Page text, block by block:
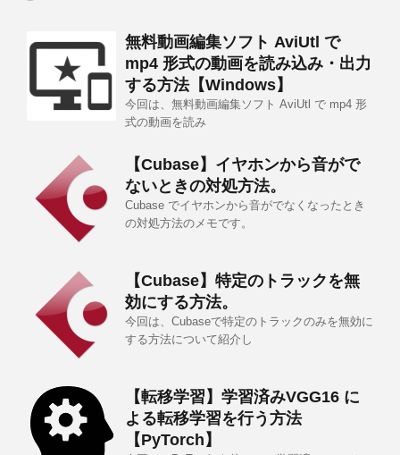
無料動画編集ソフト AviUtl で
mp4 形式の動画を読み込み・出力
する方法【Windows】
今回は、無料動画編集ソフト AviUtl で mp4 形
式の動画を読み
【Cubase】イヤホンから音がで
ないときの対処方法。
Cubase でイヤホンから音がでなくなったとき
の対処方法のメモです。
【Cubase】特定のトラックを無
効にする方法。
今回は、Cubaseで特定のトラックのみを無効に
する方法について紹介し
【転移学習】学習済みVGG16 に
よる転移学習を行う方法
【PyTorch】